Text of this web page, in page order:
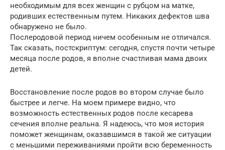
необходимым для всех женщин с рубцом на матке,
родивших естественным путем. Никаких дефектов шва
обнаружено не было.
Послеродовой период ничем особенным не отличался.
Так сказать, постскриптум: сегодня, спустя почти четыре
месяца после родов, я вполне счастливая мама двоих
детей.
Восстановление после родов во втором случае было
быстрее и легче. На моем примере видно, что
возможность естественных родов после кесарева
сечения вполне реальна. Я надеюсь, что моя история
поможет женщинам, оказавшимся в такой же ситуации
с меньшими переживаниями пройти всю беременность